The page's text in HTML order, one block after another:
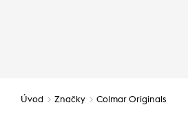
Úvod Značky Colmar Originals